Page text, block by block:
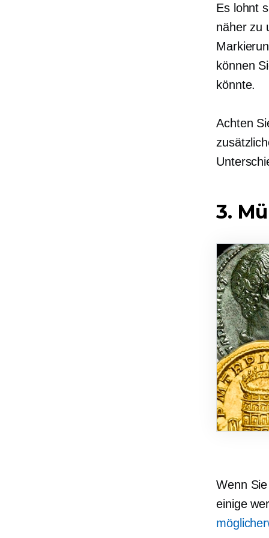
Es lohnt
näher zu
können
könnte.
Achten
3.
Wenn
einige